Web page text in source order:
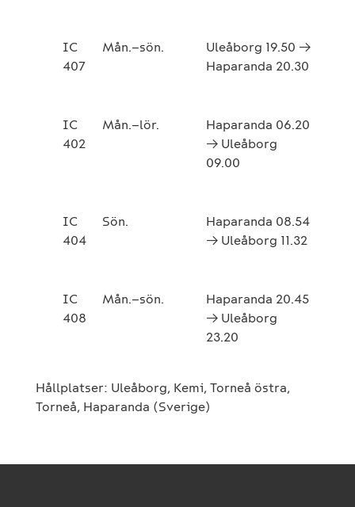
IC
407
Mån.–sön.
Uleåborg 19.50 →
Haparanda 20.30
IC
402
Mån.–lör.
Haparanda 06.20
→ Uleåborg
09.00
IC
404
Sön.
Haparanda 08.54
→ Uleåborg 11.32
IC
408
Mån.–sön.
Haparanda 20.45
→ Uleåborg
23.20
Hållplatser: Uleåborg, Kemi, Torneå östra,
Torneå, Haparanda (Sverige)